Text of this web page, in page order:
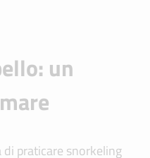
un
praticare snorkeling